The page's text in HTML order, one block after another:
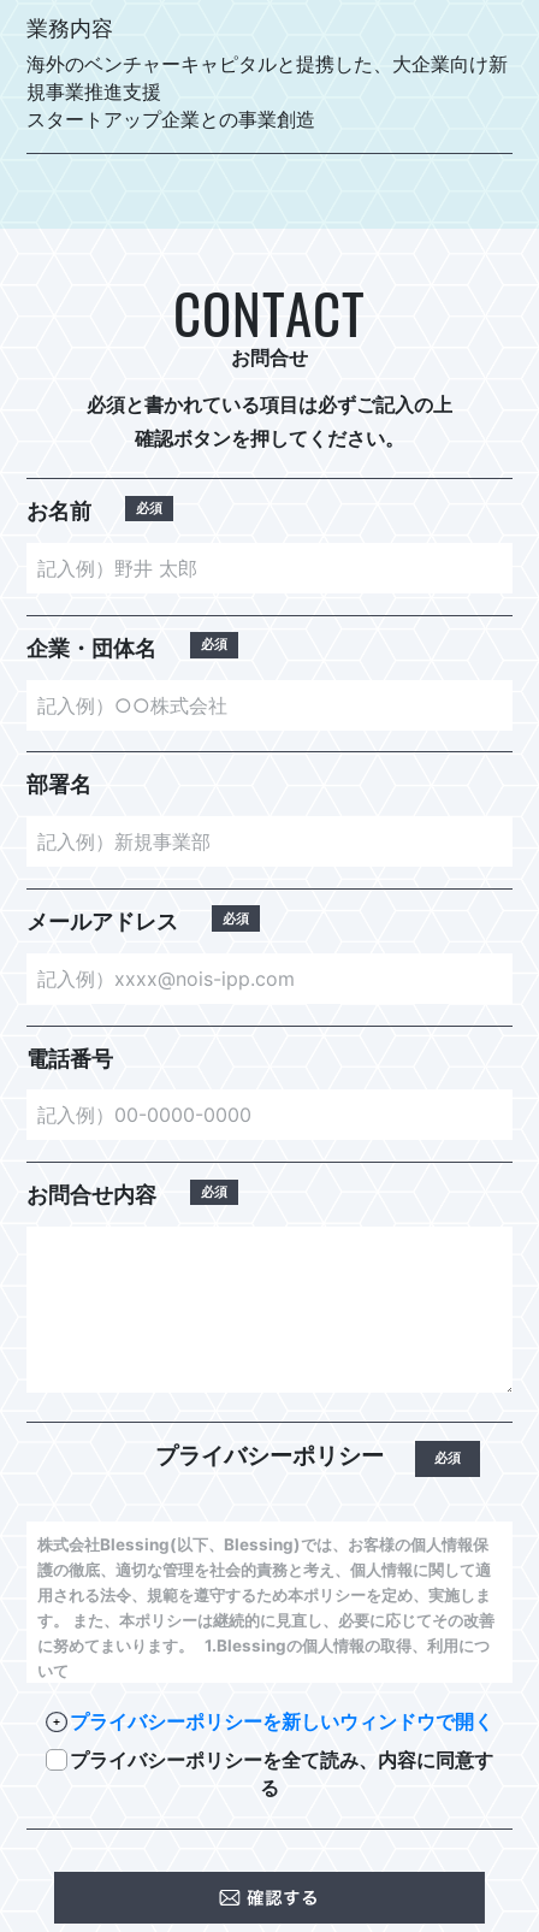
業務内容
海外のベンチャーキャピタルと提携した、大企業向け新
規事業推進支援
スタートアップ企業との事業創造
CONTACT
お問合せ
必須と書かれている項目は必ずご記入の上
確認ボタンを押してください。
お名前
企業・団体名
部署名
メールアドレス
電話番号
お問合せ内容
プライバシーポリシー
株式会社Blessing(以下、Blessing)では、お客様の個人情報保
護の徹底、適切な管理を社会的責務と考え、個人情報に関して適
用される法令、規範を遵守するため本ポリシーを定め、実施しま
す。 また、本ポリシーは継続的に見直し、必要に応じてその改善
に努めてまいります。 1.Blessingの個人情報の取得、利用につ
いて
ために個人情報を取得することがあります。このほかにア
ンケートや資料請求・求人・抽選などの企画などをおこな
う際に、それらの目的のために個人情報を取得することが
あります。さらに当社が提供する会員向けサービスをおこ
人情報を取得することがあります。これらの企画又は該当
会員向けサービスご利用時に取得する個人情報の詳しい利
用目的は、個人情報を取得する際に個別に明示いたしま
プライバシーポリシーを新しいウィンドウで開く
プライバシーポリシーを全て読み、内容に同意す
る